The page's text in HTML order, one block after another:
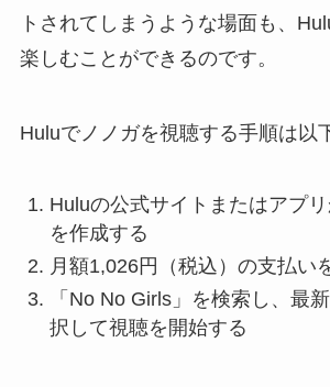
トされてしまうような場面も、
楽しむことができるのです。
Huluでノノガを視聴する手順は以
Huluの公式サイトまたはアプ
を作成する
月額1,026円（税込）の支払い
「No No Girls」を検索し、最
択して視聴を開始する